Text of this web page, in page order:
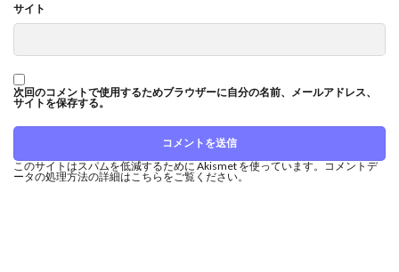
サイト
次回のコメントで使用するためブラウザーに自分の名前、メールアドレス、
サイトを保存する。
このサイトはスパムを低減するために Akismet を使っています。コメントデ
ータの処理方法の詳細はこちらをご覧ください。